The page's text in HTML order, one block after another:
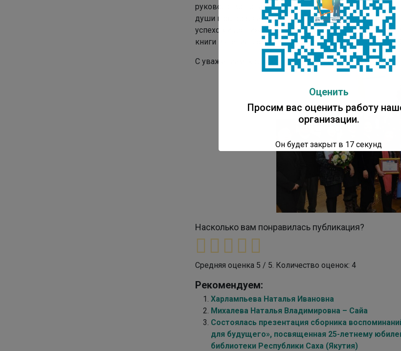
руководства Национальной библиотеки и ее филиала,
души поздравляем дорогую Наталью Семеновну и
успехов и достижений во благо высокой миссии
книги и чтения среди подрастающего поколения
С уважением, коллектив филиала НБ РС(Я) “ДТК – Центр
Насколько вам понравилась публикация?
Средняя оценка 5 / 5. Количество оценок: 4
Рекомендуем:
Харлампьева Наталья Ивановна
Михалева Наталья Владимировна – Сайа
Состоялась презентация сборника
для будущего», посвященная 25-летнему
библиотеки Республики Саха (Якутия)
Оценить
Просим вас оценить работу
организации.
Он будет закрыт в 16 секунд